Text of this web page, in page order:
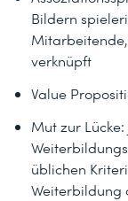
Bildern
verknüpft
Value
Mut zur
üblichen
Weiterbildung